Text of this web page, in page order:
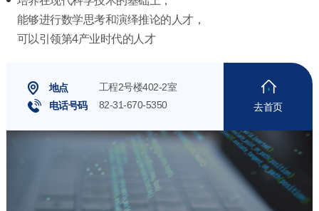
能够进行数学思考和演绎推论的人才，
可以引领第4产业时代的人才
地点
工程2号楼402-2室
电话号码
82-31-670-5350 去首页